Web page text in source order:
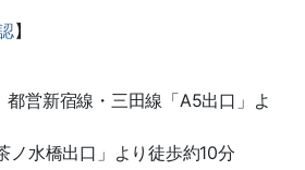
】
都営新宿線・三田線「A5出口」よ
ノ水橋出口」より徒歩約10分